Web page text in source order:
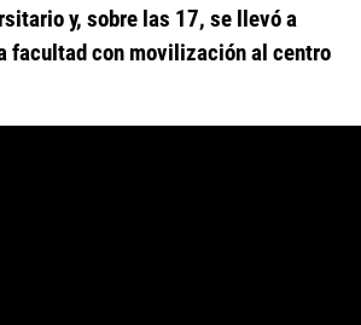
y, sobre las 17, se llevó a
facultad con movilización al centro